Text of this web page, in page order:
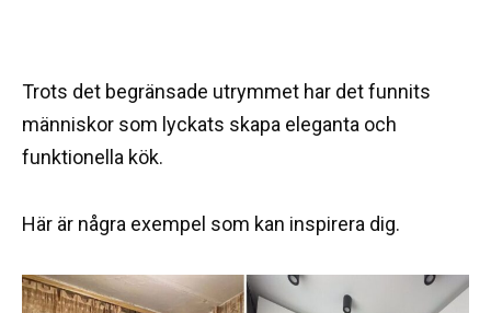
Trots det begränsade utrymmet har det funnits
människor som lyckats skapa eleganta och
funktionella kök.
Här är några exempel som kan inspirera dig.